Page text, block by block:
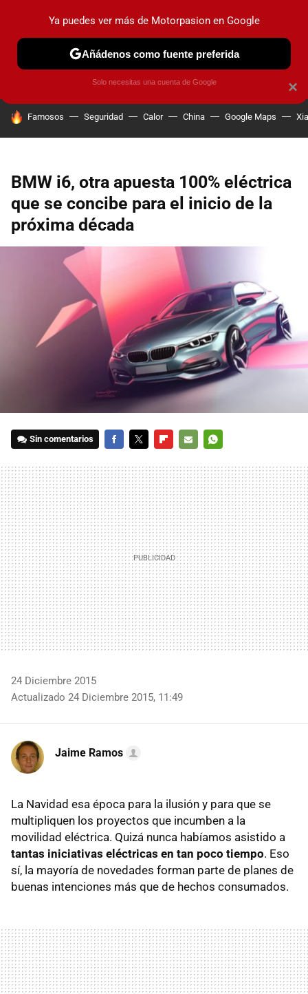
PRUEBAS COCHES ELÉCTRICOS OBSERVATORIO
HOY SE HABLA DE
Famosos Seguridad Calor China Google Maps
BMW i6, otra apuesta 100% eléctrica
que se concibe para el inicio de la
próxima década
Sin comentarios
MAIL
24 Diciembre 2015
Actualizado 24 Diciembre 2015, 11:49
Jaime Ramos
La Navidad esa época para la ilusión y para que se
multipliquen los proyectos que incumben a la
movilidad eléctrica. Quizá nunca habíamos asistido a
tantas iniciativas eléctricas en tan poco tiempo. Eso
sí, la mayoría de novedades forman parte de planes de
buenas intenciones más que de hechos consumados.
×
Ya puedes ver más de Motorpasion en Google
Añádenos como fuente preferida
Solo necesitas una cuenta de Google